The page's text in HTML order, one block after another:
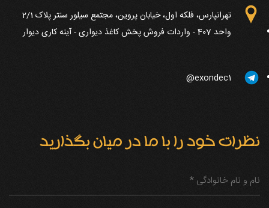
تهرانپارس، فلکه اول، خیابان پروین، مجتمع سیلور سنتر پلاک 2/1
واحد 407 - واردات فروش پخش کاغذ دیواری - آینه کاری دیوار
exondec1@
نظرات خود را با ما در میان بگذارید